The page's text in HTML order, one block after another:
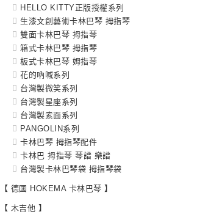
HELLO KITTY正版授權系列
生漆文創藝術卡林巴琴 拇指琴
雙面卡林巴琴 拇指琴
箱式卡林巴琴 拇指琴
板式卡林巴琴 姆指琴
花的吶喊系列
台灣製微笑系列
台灣製星座系列
台灣製素面系列
PANGOLIN系列
卡林巴琴 拇指琴配件
卡林巴 拇指琴 琴譜 樂譜
台灣製卡林巴琴袋 拇指琴袋
【 德國 HOKEMA 卡林巴琴 】
【 木吉他 】